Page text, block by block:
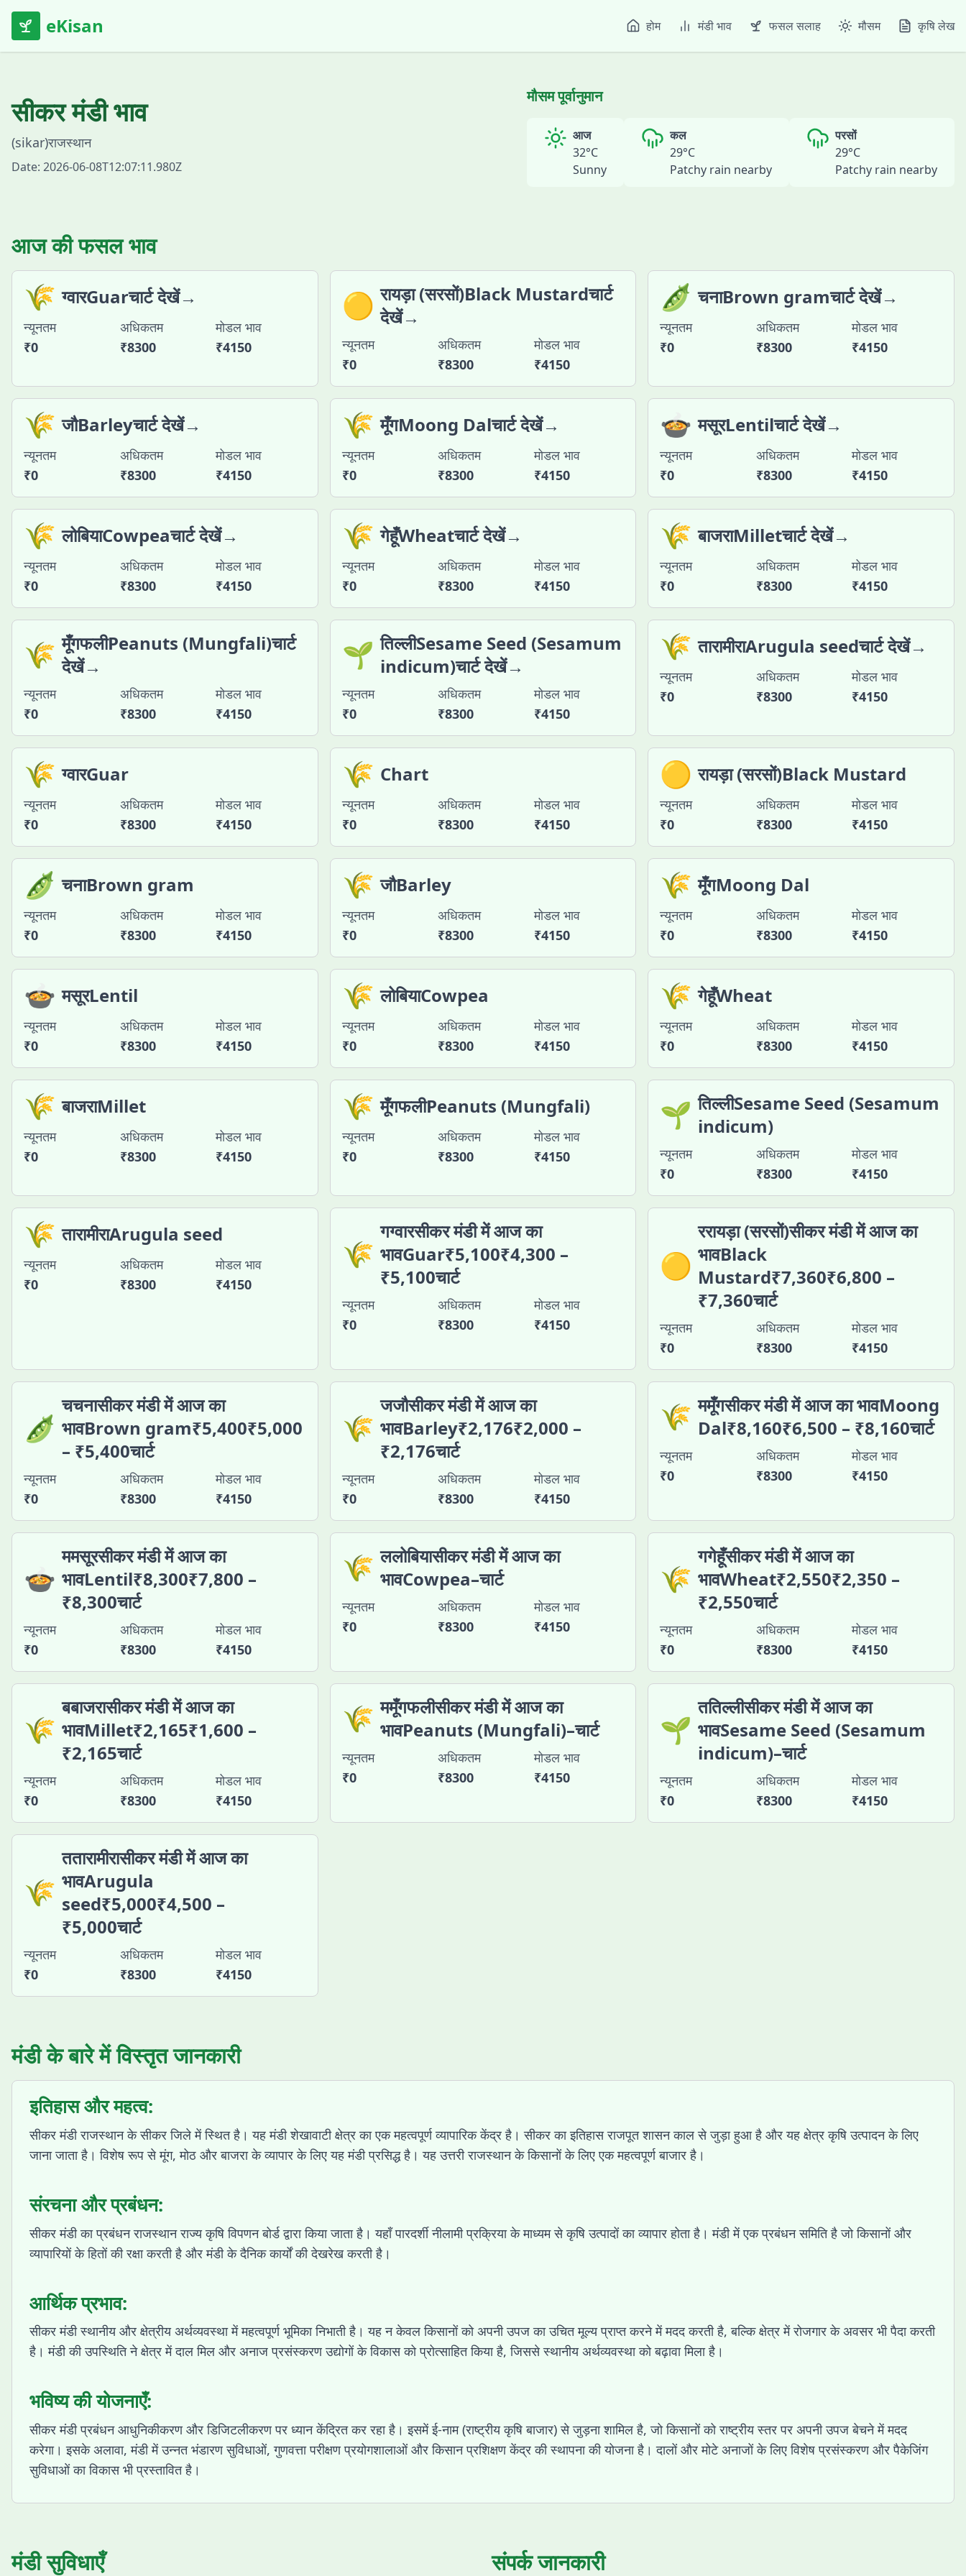
eKisan होम मंडी भाव फसल सलाह मौसम कृषि लेख
सीकरमंडी भाव
(sikar)राजस्थान
Date: 2026-06-08T12:07:11.980Z
मौसम पूर्वानुमान
आज
32°C
Sunny
कल
29°C
Patchy rain nearby
परसों
29°C
Patchy rain nearby
आज की फसल भाव
🌾 ग्वारGuarचार्ट देखें→
न्यूनतम
₹0
अधिकतम
₹8300
मोडल भाव
₹4150
🟡 रायड़ा (सरसों)Black Mustardचार्ट
देखें→
न्यूनतम
₹0
अधिकतम
₹8300
मोडल भाव
₹4150
🫛 चनाBrown gramचार्ट देखें→
न्यूनतम
₹0
अधिकतम
₹8300
मोडल भाव
₹4150
🌾 जौBarleyचार्ट देखें→
न्यूनतम
₹0
अधिकतम
₹8300
मोडल भाव
₹4150
🌾 मूँगMoong Dalचार्ट देखें→
न्यूनतम
₹0
अधिकतम
₹8300
मोडल भाव
₹4150
🍲 मसूरLentilचार्ट देखें→
न्यूनतम
₹0
अधिकतम
₹8300
मोडल भाव
₹4150
🌾 लोबियाCowpeaचार्ट देखें→
न्यूनतम
₹0
अधिकतम
₹8300
मोडल भाव
₹4150
🌾 गेहूँWheatचार्ट देखें→
न्यूनतम
₹0
अधिकतम
₹8300
मोडल भाव
₹4150
🌾 बाजराMilletचार्ट देखें→
न्यूनतम
₹0
अधिकतम
₹8300
मोडल भाव
₹4150
🌾 मूँगफलीPeanuts (Mungfali)चार्ट
देखें→
न्यूनतम
₹0
अधिकतम
₹8300
मोडल भाव
₹4150
🌱 तिल्लीSesame Seed (Sesamum
indicum)चार्ट देखें→
न्यूनतम
₹0
अधिकतम
₹8300
मोडल भाव
₹4150
🌾 तारामीराArugula seedचार्ट देखें→
न्यूनतम
₹0
अधिकतम
₹8300
मोडल भाव
₹4150
🌾 ग्वारGuar
न्यूनतम
₹0
अधिकतम
₹8300
मोडल भाव
₹4150
🌾 Chart
न्यूनतम
₹0
अधिकतम
₹8300
मोडल भाव
₹4150
🟡 रायड़ा (सरसों)Black Mustard
न्यूनतम
₹0
अधिकतम
₹8300
मोडल भाव
₹4150
🫛 चनाBrown gram
न्यूनतम
₹0
अधिकतम
₹8300
मोडल भाव
₹4150
🌾 जौBarley
न्यूनतम
₹0
अधिकतम
₹8300
मोडल भाव
₹4150
🌾 मूँगMoong Dal
न्यूनतम
₹0
अधिकतम
₹8300
मोडल भाव
₹4150
🍲 मसूरLentil
न्यूनतम
₹0
अधिकतम
₹8300
मोडल भाव
₹4150
🌾 लोबियाCowpea
न्यूनतम
₹0
अधिकतम
₹8300
मोडल भाव
₹4150
🌾 गेहूँWheat
न्यूनतम
₹0
अधिकतम
₹8300
मोडल भाव
₹4150
🌾 बाजराMillet
न्यूनतम
₹0
अधिकतम
₹8300
मोडल भाव
₹4150
🌾 मूँगफलीPeanuts (Mungfali)
न्यूनतम
₹0
अधिकतम
₹8300
मोडल भाव
₹4150
🌱 तिल्लीSesame Seed (Sesamum
indicum)
न्यूनतम
₹0
अधिकतम
₹8300
मोडल भाव
₹4150
🌾 तारामीराArugula seed
न्यूनतम
₹0
अधिकतम
₹8300
मोडल भाव
₹4150
🌾
गग्वारसीकर मंडी में आज का
भावGuar₹5,100₹4,300 –
₹5,100चार्ट
न्यूनतम
₹0
अधिकतम
₹8300
मोडल भाव
₹4150
🟡
ररायड़ा (सरसों)सीकर मंडी में आज का
भावBlack
Mustard₹7,360₹6,800 –
₹7,360चार्ट
न्यूनतम
₹0
अधिकतम
₹8300
मोडल भाव
₹4150
🫛
चचनासीकर मंडी में आज का
भावBrown gram₹5,400₹5,000
– ₹5,400चार्ट
न्यूनतम
₹0
अधिकतम
₹8300
मोडल भाव
₹4150
🌾
जजौसीकर मंडी में आज का
भावBarley₹2,176₹2,000 –
₹2,176चार्ट
न्यूनतम
₹0
अधिकतम
₹8300
मोडल भाव
₹4150
🌾 ममूँगसीकर मंडी में आज का भावMoong
Dal₹8,160₹6,500 – ₹8,160चार्ट
न्यूनतम
₹0
अधिकतम
₹8300
मोडल भाव
₹4150
🍲
ममसूरसीकर मंडी में आज का
भावLentil₹8,300₹7,800 –
₹8,300चार्ट
न्यूनतम
₹0
अधिकतम
₹8300
मोडल भाव
₹4150
🌾 ललोबियासीकर मंडी में आज का
भावCowpea–चार्ट
न्यूनतम
₹0
अधिकतम
₹8300
मोडल भाव
₹4150
🌾
गगेहूँसीकर मंडी में आज का
भावWheat₹2,550₹2,350 –
₹2,550चार्ट
न्यूनतम
₹0
अधिकतम
₹8300
मोडल भाव
₹4150
🌾
बबाजरासीकर मंडी में आज का
भावMillet₹2,165₹1,600 –
₹2,165चार्ट
न्यूनतम
₹0
अधिकतम
₹8300
मोडल भाव
₹4150
🌾 ममूँगफलीसीकर मंडी में आज का
भावPeanuts (Mungfali)–चार्ट
न्यूनतम
₹0
अधिकतम
₹8300
मोडल भाव
₹4150
🌱
ततिल्लीसीकर मंडी में आज का
भावSesame Seed (Sesamum
indicum)–चार्ट
न्यूनतम
₹0
अधिकतम
₹8300
मोडल भाव
₹4150
🌾
ततारामीरासीकर मंडी में आज का
भावArugula
seed₹5,000₹4,500 –
₹5,000चार्ट
न्यूनतम
₹0
अधिकतम
₹8300
मोडल भाव
₹4150
मंडी के बारे में विस्तृत जानकारी
इतिहास और महत्व:
सीकर मंडी राजस्थान के सीकर जिले में स्थित है। यह मंडी शेखावाटी क्षेत्र का एक महत्वपूर्ण व्यापारिक केंद्र है। सीकर का इतिहास राजपूत शासन काल से जुड़ा हुआ है और यह क्षेत्र कृषि उत्पादन के लिए
जाना जाता है। विशेष रूप से मूंग, मोठ और बाजरा के व्यापार के लिए यह मंडी प्रसिद्ध है। यह उत्तरी राजस्थान के किसानों के लिए एक महत्वपूर्ण बाजार है।
संरचना और प्रबंधन:
सीकर मंडी का प्रबंधन राजस्थान राज्य कृषि विपणन बोर्ड द्वारा किया जाता है। यहाँ पारदर्शी नीलामी प्रक्रिया के माध्यम से कृषि उत्पादों का व्यापार होता है। मंडी में एक प्रबंधन समिति है जो किसानों और
व्यापारियों के हितों की रक्षा करती है और मंडी के दैनिक कार्यों की देखरेख करती है।
आर्थिक प्रभाव:
सीकर मंडी स्थानीय और क्षेत्रीय अर्थव्यवस्था में महत्वपूर्ण भूमिका निभाती है। यह न केवल किसानों को अपनी उपज का उचित मूल्य प्राप्त करने में मदद करती है, बल्कि क्षेत्र में रोजगार के अवसर भी पैदा करती
है। मंडी की उपस्थिति ने क्षेत्र में दाल मिल और अनाज प्रसंस्करण उद्योगों के विकास को प्रोत्साहित किया है, जिससे स्थानीय अर्थव्यवस्था को बढ़ावा मिला है।
भविष्य की योजनाएँ:
सीकर मंडी प्रबंधन आधुनिकीकरण और डिजिटलीकरण पर ध्यान केंद्रित कर रहा है। इसमें ई-नाम (राष्ट्रीय कृषि बाजार) से जुड़ना शामिल है, जो किसानों को राष्ट्रीय स्तर पर अपनी उपज बेचने में मदद
करेगा। इसके अलावा, मंडी में उन्नत भंडारण सुविधाओं, गुणवत्ता परीक्षण प्रयोगशालाओं और किसान प्रशिक्षण केंद्र की स्थापना की योजना है। दालों और मोटे अनाजों के लिए विशेष प्रसंस्करण और पैकेजिंग
सुविधाओं का विकास भी प्रस्तावित है।
मंडी सुविधाएँ संपर्क जानकारी